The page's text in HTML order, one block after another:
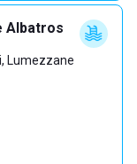
Albatros
Lumezzane